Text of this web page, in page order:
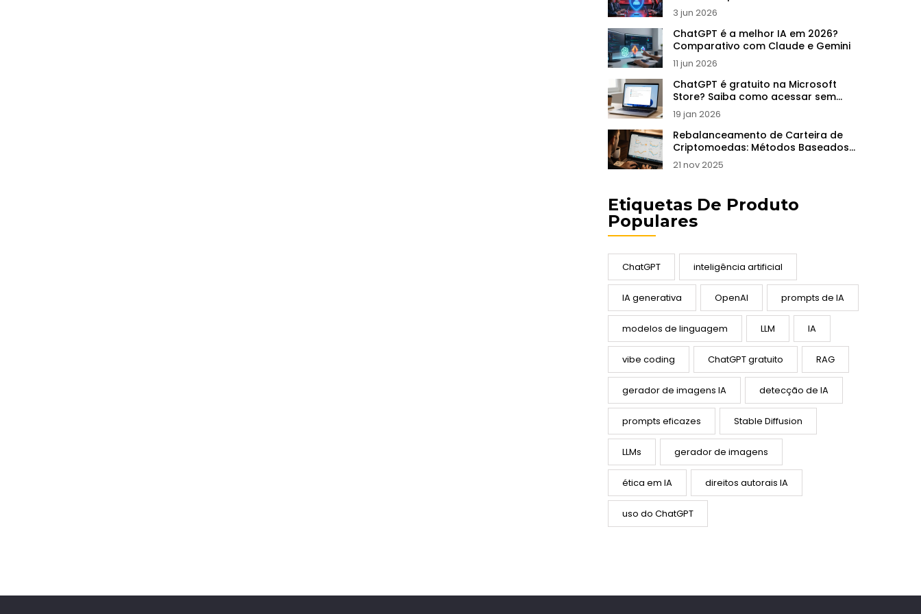
Guardrails
3 jun 2026
ChatGPT é a melhor IA em 2026?
Comparativo com Claude e Gemini
11 jun 2026
ChatGPT é gratuito na Microsoft
Store? Saiba como acessar sem
pagar
19 jan 2026
Rebalanceamento de Carteira de
Criptomoedas: Métodos Baseados
em Regras para Garantir Lucros e
Reduzir Riscos
21 nov 2025
Etiquetas De Produto
Populares
ChatGPT inteligência artificial
IA generativa OpenAI prompts de IA
modelos de linguagem LLM IA
vibe coding ChatGPT gratuito RAG
gerador de imagens IA detecção de IA
prompts eficazes Stable Diffusion
LLMs gerador de imagens
ética em IA direitos autorais IA
uso do ChatGPT